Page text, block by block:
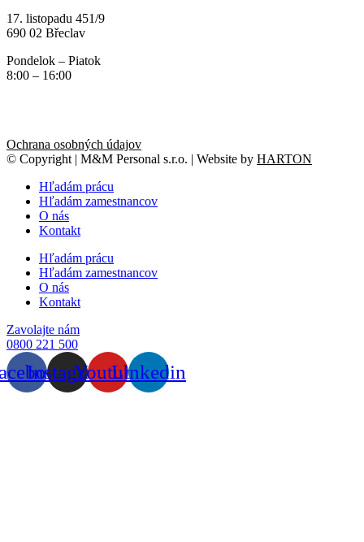
17. listopadu 451/9
690 02 Břeclav
Pondelok – Piatok
8:00 – 16:00
Ochrana osobných údajov
© Copyright | M&M Personal s.r.o. | Website by HARTON
Hľadám prácu
Hľadám zamestnancov
O nás
Kontakt
Hľadám prácu
Hľadám zamestnancov
O nás
Kontakt
Zavolajte nám
0800 221 500
InstagramYoutubeLinkedin